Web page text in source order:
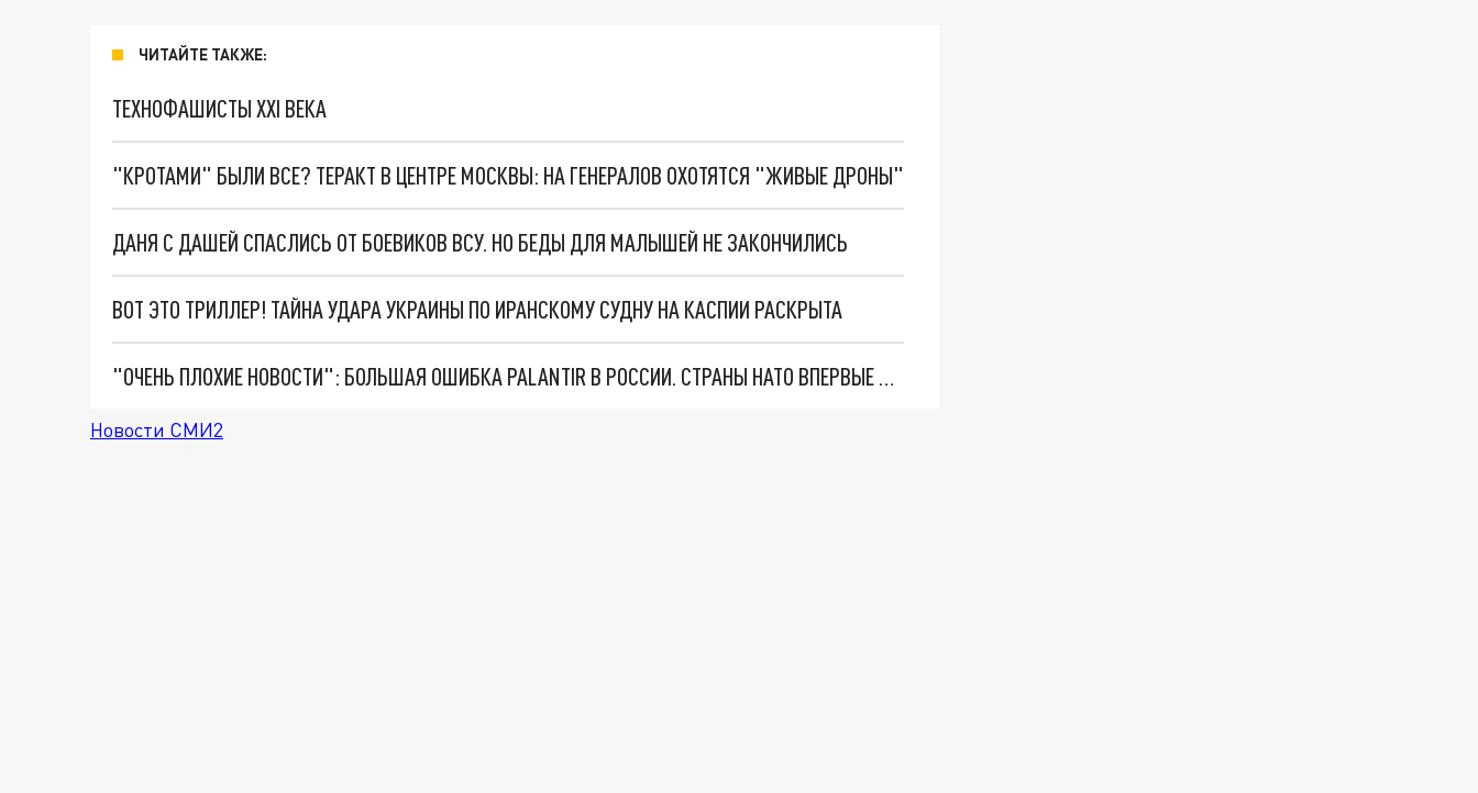
ЧИТАЙТЕ ТАКЖЕ:
ТЕХНОФАШИСТЫ XXI ВЕКА
"КРОТАМИ" БЫЛИ ВСЕ? ТЕРАКТ В ЦЕНТРЕ МОСКВЫ: НА ГЕНЕРАЛОВ ОХОТЯТСЯ "ЖИВЫЕ ДРОНЫ"
ДАНЯ С ДАШЕЙ СПАСЛИСЬ ОТ БОЕВИКОВ ВСУ. НО БЕДЫ ДЛЯ МАЛЫШЕЙ НЕ ЗАКОНЧИЛИСЬ
ВОТ ЭТО ТРИЛЛЕР! ТАЙНА УДАРА УКРАИНЫ ПО ИРАНСКОМУ СУДНУ НА КАСПИИ РАСКРЫТА
"ОЧЕНЬ ПЛОХИЕ НОВОСТИ": БОЛЬШАЯ ОШИБКА PALANTIR В РОССИИ. СТРАНЫ НАТО ВПЕРВЫЕ ЗА СВО ОСТАНОВИЛИ ПОСТАВКИ ОРУЖИЯ. ВСУ ТЕРЯЮТ ПРИГРАНИЧЬЕ?
Новости СМИ2